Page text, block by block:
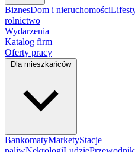
BiznesDom i nieruchomości
rolnictwo
Wydarzenia
Katalog firm
Oferty pracy
Dla mieszkańców
BankomatyMarketyStacje